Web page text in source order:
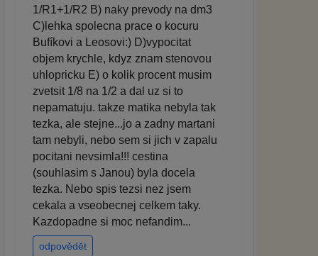
1/R1+1/R2 B) naky prevody na dm3
C)lehka spolecna prace o kocuru
Bufíkovi a Leosovi:) D)vypocitat
objem krychle, kdyz znam stenovou
uhlopricku E) o kolik procent musim
zvetsit 1/8 na 1/2 a dal uz si to
nepamatuju. takze matika nebyla tak
tezka, ale stejne...jo a zadny martani
tam nebyli, nebo sem si jich v zapalu
pocitani nevsimla!!! cestina
(souhlasim s Janou) byla docela
tezka. Nebo spis tezsi nez jsem
cekala a vseobecnej celkem taky.
Kazdopadne si moc nefandim...
odpovědět